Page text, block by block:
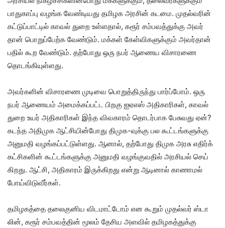
பாது​காப்பு வழங்க வேண்​டியது தமிழக அரசின் கடமை. முதல்​வரின்
கட்​டுப்​பாட்​டில் காவல் துறை உள்​ள​தால், கரூர் சம்​பவத்​துக்கு அவர்​
தான் பொறுப்​பேற்க வேண்​டும். மக்​கள் கேள்வி​களுக்​கும் அவர்​தான்
பதில் கூற வேண்​டும். தற்​போது ஒரு நபர் ஆணைய விசா​ரணை
தொடங்​கி​யுள்​ளது.
அவர்​களின் விசா​ரணை முடிவை பொறுத்​திருந்து பார்ப்​போம். ஒரு
நபர் ஆணை​யம் அமைக்​கப்​பட்ட பிறகு ஐஏஎஸ் அதி​காரி​கள், காவல்
துறை உயர் அதி​காரி​கள் இந்த விவ​காரம் தொடர்​பாக பேசுவது ஏன்?
கடந்த அதி​முக ஆட்​சி​யின்​போது திமுக-வுக்கு பல கூட்​டங்​களுக்கு
அனு​மதி வழங்​கப்​பட்​டுள்​ளது. ஆனால், தற்​போது திமுக அரசு எதிர்க்​
கட்​சிகளின் கூட்​டங்​களுக்கு அனு​மதி வழங்​கு​வ​தில் அரசி​யல் செய்​
கிறது. ஆட்​சி, அதி​காரம் இருக்​கிறது என்று ஆடி​னால் காணா​மல்
போய்​விடு​வீர்​கள்.
தமிழகத்தை தலைகுனிய விட​மாட்​டோம் என கூறும் முதல்​வர் ஸ்டா​
லின், கரூர் சம்​பவத்​தின் மூலம் தேசிய அளவில் தமிழகத்​துக்கு